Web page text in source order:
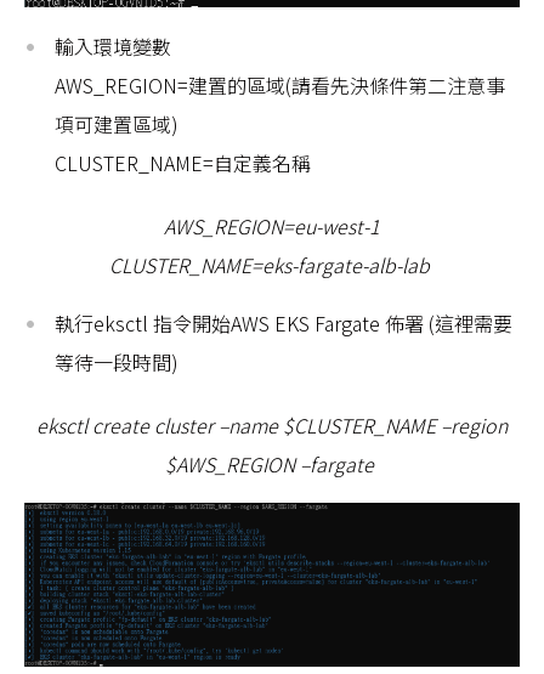
輸入環境變數
AWS_REGION=建置的區域(請看先決條件第二注意事
項可建置區域)
CLUSTER_NAME=自定義名稱
AWS_REGION=eu-west-1
CLUSTER_NAME=eks-fargate-alb-lab
執行eksctl 指令開始AWS EKS Fargate 佈署 (這裡需要
等待一段時間)
eksctl create cluster –name $CLUSTER_NAME –region
$AWS_REGION –fargate